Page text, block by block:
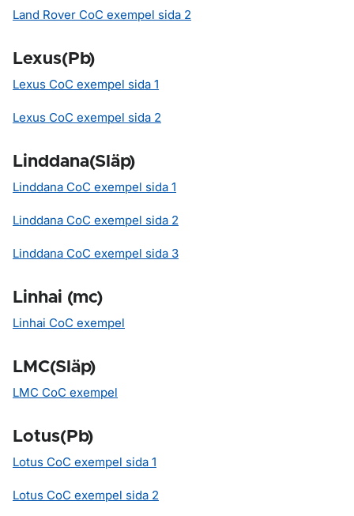
Land Rover CoC exempel sida 2
Lexus(Pb)
Lexus CoC exempel sida 1
Lexus CoC exempel sida 2
Linddana(Släp)
Linddana CoC exempel sida 1
Linddana CoC exempel sida 2
Linddana CoC exempel sida 3
Linhai (mc)
Linhai CoC exempel
LMC(Släp)
LMC CoC exempel
Lotus(Pb)
Lotus CoC exempel sida 1
Lotus CoC exempel sida 2